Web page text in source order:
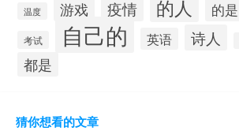
温度 游戏 疫情 的人 的是
考试 自己的 英语 诗人
都是
猜你想看的文章